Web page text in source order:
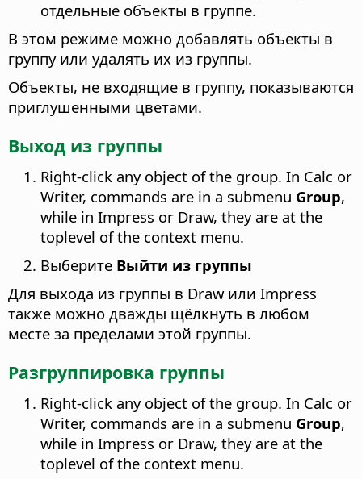
отдельные объекты в группе.
В этом режиме можно добавлять объекты в
группу или удалять их из группы.
Объекты, не входящие в группу, показываются
приглушенными цветами.
Выход из группы
Right-click any object of the group. In Calc or
Writer, commands are in a submenu Group,
while in Impress or Draw, they are at the
toplevel of the context menu.
Выберите Выйти из группы
Для выхода из группы в Draw или Impress
также можно дважды щёлкнуть в любом
месте за пределами этой группы.
Разгруппировка группы
Right-click any object of the group. In Calc or
Writer, commands are in a submenu Group,
while in Impress or Draw, they are at the
toplevel of the context menu.